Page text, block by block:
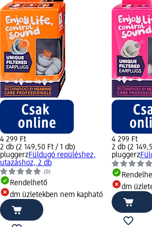
4 299 Ft
2 db (2 149,50 Ft / 1 db)
pluggerzFüldugó repüléshez,
utazáshoz, 2 db
(0)
Rendelhető
dm üzletekben nem kapható
4 299 Ft
2 db (2
pluggerz
dm